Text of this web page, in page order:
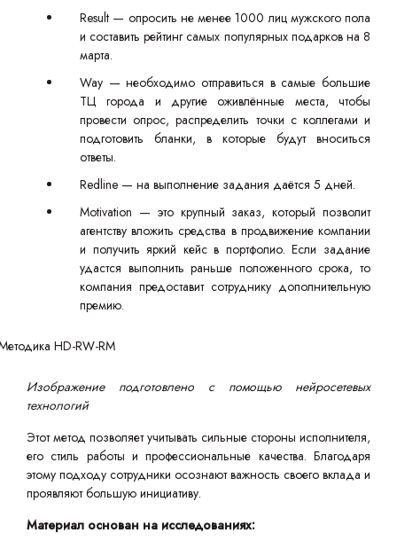
Result — опросить не менее 1000 лиц мужского пола
и составить рейтинг самых популярных подарков на 8
марта.
Way — необходимо отправиться в самые большие
ТЦ города и другие оживлённые места, чтобы
провести опрос, распределить точки с коллегами и
подготовить бланки, в которые будут вноситься
ответы.
Redline — на выполнение задания даётся 5 дней.
Motivation — это крупный заказ, который позволит
агентству вложить средства в продвижение компании
и получить яркий кейс в портфолио. Если задание
удастся выполнить раньше положенного срока, то
компания предоставит сотруднику дополнительную
премию.
Изображение подготовлено с помощью нейросетевых
технологий
Этот метод позволяет учитывать сильные стороны исполнителя,
его стиль работы и профессиональные качества. Благодаря
этому подходу сотрудники осознают важность своего вклада и
проявляют большую инициативу.
Материал основан на исследованиях: